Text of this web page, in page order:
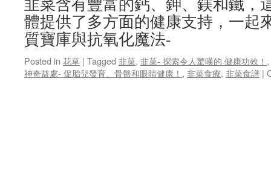
體提供了多方面的健康支持，一起
質寶庫與抗氧化魔法-
Posted in 花草 | Tagged 韭菜, 韭菜- 探索令人驚嘆的 健康功效！ ,
神奇益處- 促胎兒發育、骨骼和眼睛健康！ , 韭菜食療, 韭菜食譜 |